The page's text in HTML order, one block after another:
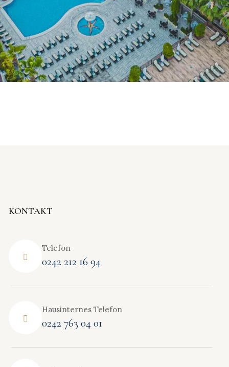
KONTAKT
Telefon
0242 212 16 94
Hausinternes Telefon
0242 763 04 01